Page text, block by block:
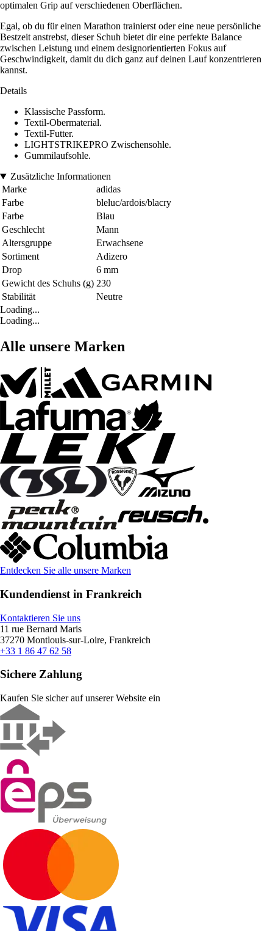
optimalen Grip auf verschiedenen Oberflächen.
Egal, ob du für einen Marathon trainierst oder eine neue persönliche
Bestzeit anstrebst, dieser Schuh bietet dir eine perfekte Balance
zwischen Leistung und einem designorientierten Fokus auf
Geschwindigkeit, damit du dich ganz auf deinen Lauf konzentrieren
kannst.
Details
Klassische Passform.
Textil-Obermaterial.
Textil-Futter.
LIGHTSTRIKEPRO Zwischensohle.
Gummilaufsohle.
Zusätzliche Informationen
Marke
adidas
Farbe
bleluc/ardois/blacry
Farbe
Blau
Geschlecht
Mann
Altersgruppe
Erwachsene
Sortiment
Adizero
Drop
6 mm
Gewicht des Schuhs (g) 230
Stabilität
Neutre
Loading...
Loading...
Alle unsere Marken
Entdecken Sie alle unsere Marken
Kundendienst in Frankreich
Kontaktieren Sie uns
11 rue Bernard Maris
37270 Montlouis-sur-Loire, Frankreich
+33 1 86 47 62 58
Sichere Zahlung
Kaufen Sie sicher auf unserer Website ein